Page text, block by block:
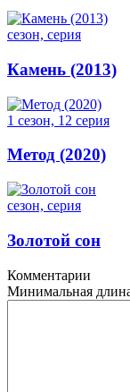
сезон, серия
Камень (2013)
1 сезон, 12 серия
Метод (2020)
сезон, серия
Золотой сон
Комментарии
Минимальная